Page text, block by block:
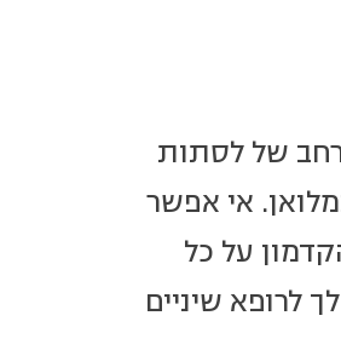
של לסתות
חלק גדול מהן עם כל 32 השיניים במלואן. אי אפשר
האדם הקדמון על כל
לרופא שיניים